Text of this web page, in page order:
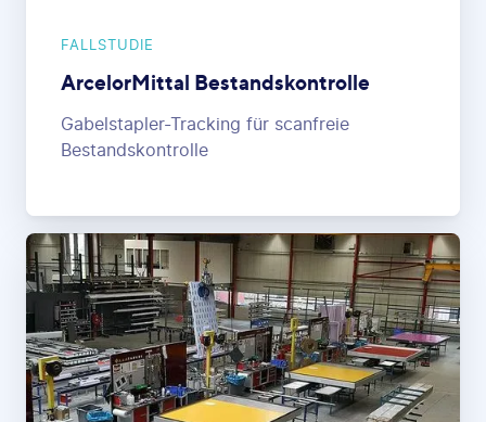
FALLSTUDIE
ArcelorMittal Bestandskontrolle
Gabelstapler-Tracking für scanfreie
Bestandskontrolle